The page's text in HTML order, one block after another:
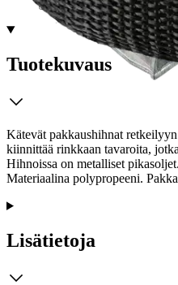
Tuotekuvaus
Kätevät pakkaushihnat
kiinnittää rinkkaan tavaroita,
Hihnoissa on metalliset
Materiaalina polypropeeni.
Lisätietoja